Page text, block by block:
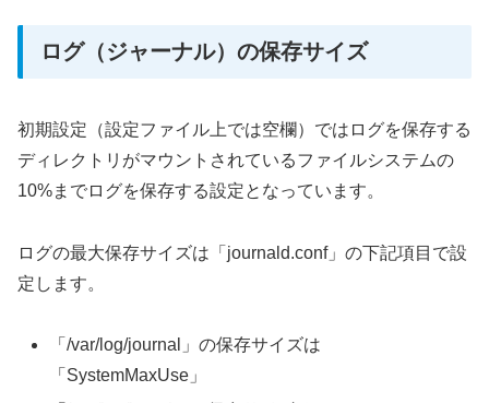
ログ（ジャーナル）の保存サイズ
初期設定（設定ファイル上では空欄）ではログを保存する
ディレクトリがマウントされているファイルシステムの
10%までログを保存する設定となっています。
ログの最大保存サイズは「journald.conf」の下記項目で設
定します。
「/var/log/journal」の保存サイズは
「SystemMaxUse」